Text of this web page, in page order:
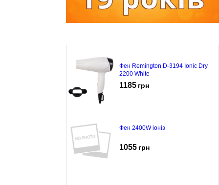
Фен Remington D-3194 Ionic Dry
2200 White
1185 грн
Фен 2400W іоніз
1055 грн
+2 ще фото ↓